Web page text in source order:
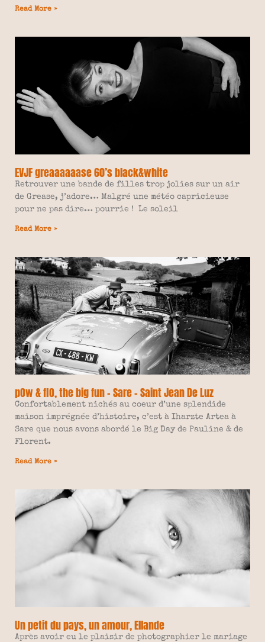
Read More »
EVJF greaaaaaase 60’s black&white
Retrouver une bande de filles trop jolies sur un air
de Grease, j’adore… Malgré une météo capricieuse
pour ne pas dire… pourrie ! Le soleil
Read More »
pOw & flO, the big fun – Sare – Saint Jean De Luz
Confortablement nichés au coeur d’une splendide
maison imprégnée d’histoire, c’est à Iharzte Artea à
Sare que nous avons abordé le Big Day de Pauline & de
Florent.
Read More »
Un petit du pays, un amour, Ellande
Après avoir eu le plaisir de photographier le mariage